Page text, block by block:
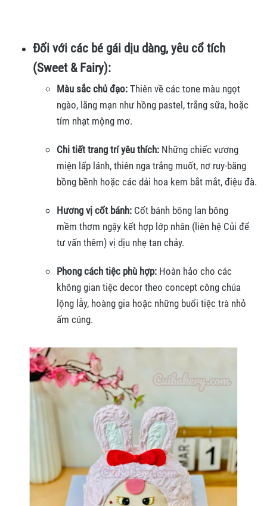
Đối với các bé gái dịu dàng, yêu cổ tích
(Sweet & Fairy):
Màu sắc chủ đạo: Thiên về các tone màu ngọt
ngào, lãng mạn như hồng pastel, trắng sữa, hoặc
tím nhạt mộng mơ.
Chi tiết trang trí yêu thích: Những chiếc vương
miện lấp lánh, thiên nga trắng muốt, nơ ruy-băng
bồng bềnh hoặc các dải hoa kem bắt mắt, điệu đà.
Hương vị cốt bánh: Cốt bánh bông lan bông
mềm thơm ngậy kết hợp lớp nhân (liên hệ Củi để
tư vấn thêm) vị dịu nhẹ tan chảy.
Phong cách tiệc phù hợp: Hoàn hảo cho các
không gian tiệc decor theo concept công chúa
lộng lẫy, hoàng gia hoặc những buổi tiệc trà nhỏ
ấm cúng.